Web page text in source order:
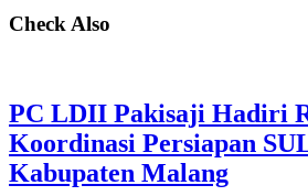
Check Also
PC LDII Pakisaji Hadiri
Koordinasi Persiapan
Kabupaten Malang